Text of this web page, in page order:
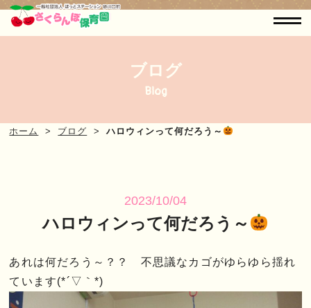
ブログ
Blog
ホーム ブログ ハロウィンって何だろう～
2023/10/04
ハロウィンって何だろう～
あれは何だろう～？？ 不思議なカゴがゆらゆら揺れ
ています(*´▽｀*)